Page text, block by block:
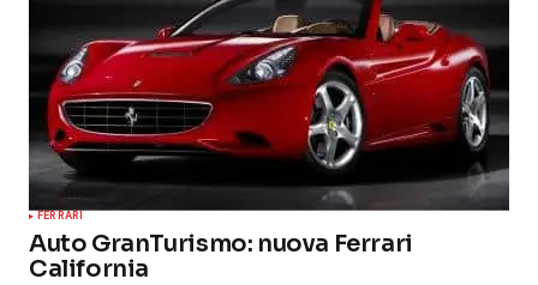
FERRARI
Auto GranTurismo: nuova Ferrari
California